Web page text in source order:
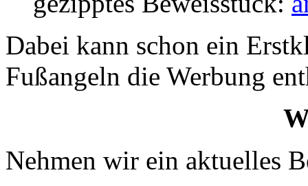
Dabei kann schon ein
Fußangeln die Werbung
Nehmen wir ein aktuelles